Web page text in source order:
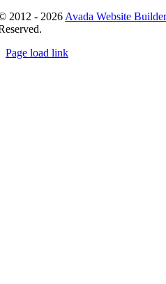
2012 - 2026 Avada Website
Page load link